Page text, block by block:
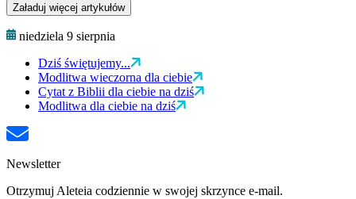
Załaduj więcej artykułów
niedziela 9 sierpnia
Dziś świętujemy...
Modlitwa wieczorna dla ciebie
Cytat z Biblii dla ciebie na dziś
Modlitwa dla ciebie na dziś
Newsletter
Otrzymuj Aleteia codziennie w swojej skrzynce e-mail.